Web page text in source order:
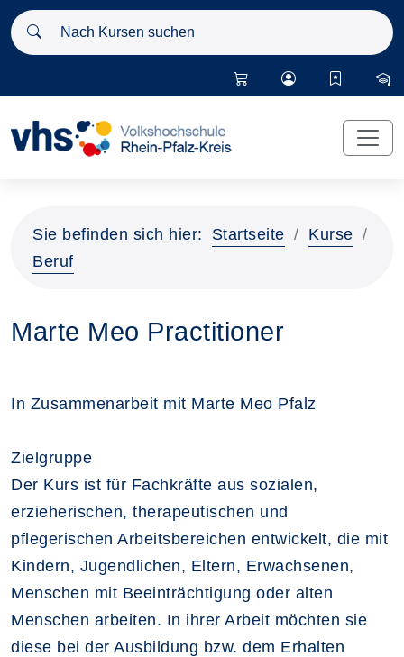
Nach Kursen suchen
Sie befinden sich hier: Startseite
Kurse
Beruf
Marte Meo Practitioner
In Zusammenarbeit mit Marte Meo Pfalz
Zielgruppe
Der Kurs ist für Fachkräfte aus sozialen,
erzieherischen, therapeutischen und
pflegerischen Arbeitsbereichen entwickelt, die mit
Kindern, Jugendlichen, Eltern, Erwachsenen,
Menschen mit Beeinträchtigung oder alten
Menschen arbeiten. In ihrer Arbeit möchten sie
diese bei der Ausbildung bzw. dem Erhalten